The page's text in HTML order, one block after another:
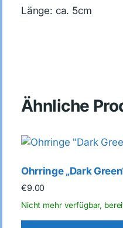
Länge: ca. 5cm
Ähnliche
Ohrringe „Dark
€9.00